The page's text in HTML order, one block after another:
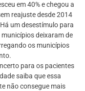
em 40% e chegou a
reajuste desde 2014
um desestímulo para
deixaram de
os municípios
para os pacientes
saiba que essa
não consegue mais